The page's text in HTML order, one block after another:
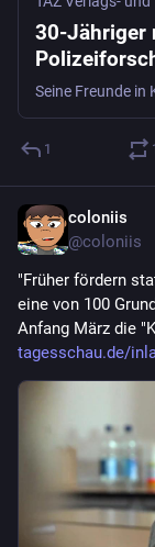
30-Jähriger
1
coloniis
@coloniis
"Früher fördern
eine von 100
Anfang März die
tagesschau.de/